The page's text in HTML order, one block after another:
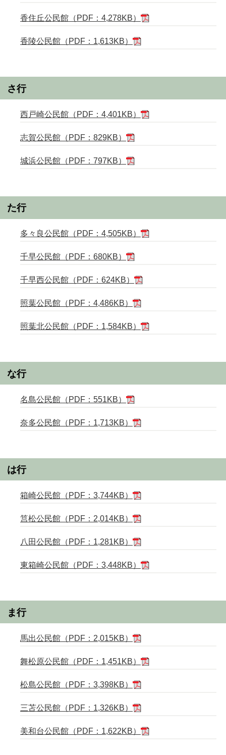
香住丘公民館（PDF：4,278KB）
香陵公民館（PDF：1,613KB）
さ行
西戸崎公民館（PDF：4,401KB）
志賀公民館（PDF：829KB）
城浜公民館（PDF：797KB）
た行
多々良公民館（PDF：4,505KB）
千早公民館（PDF：680KB）
千早西公民館（PDF：624KB）
照葉公民館（PDF：4,486KB）
照葉北公民館（PDF：1,584KB）
な行
名島公民館（PDF：551KB）
奈多公民館（PDF：1,713KB）
は行
箱崎公民館（PDF：3,744KB）
筥松公民館（PDF：2,014KB）
八田公民館（PDF：1,281KB）
東箱崎公民館（PDF：3,448KB）
ま行
馬出公民館（PDF：2,015KB）
舞松原公民館（PDF：1,451KB）
松島公民館（PDF：3,398KB）
三苫公民館（PDF：1,326KB）
美和台公民館（PDF：1,622KB）